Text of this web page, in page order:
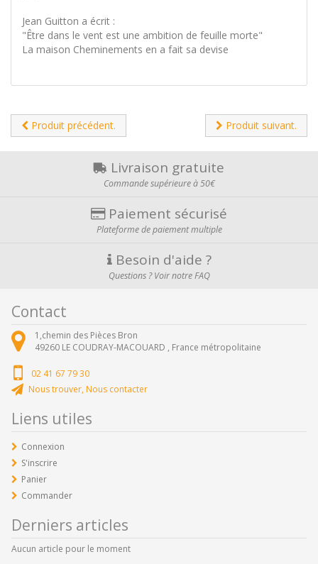
Jean Guitton a écrit :
"Être dans le vent est une ambition de feuille morte"
La maison Cheminements en a fait sa devise
Produit précédent. Produit suivant.
Livraison gratuite
Commande supérieure à 50€
Paiement sécurisé
Plateforme de paiement multiple
Besoin d'aide ?
Questions ? Voir notre FAQ
Contact
1,chemin des Pièces Bron
49260 LE COUDRAY-MACOUARD , France métropolitaine
02 41 67 79 30
Nous trouver, Nous contacter
Liens utiles
Connexion
S'inscrire
Panier
Commander
Derniers articles
Aucun article pour le moment